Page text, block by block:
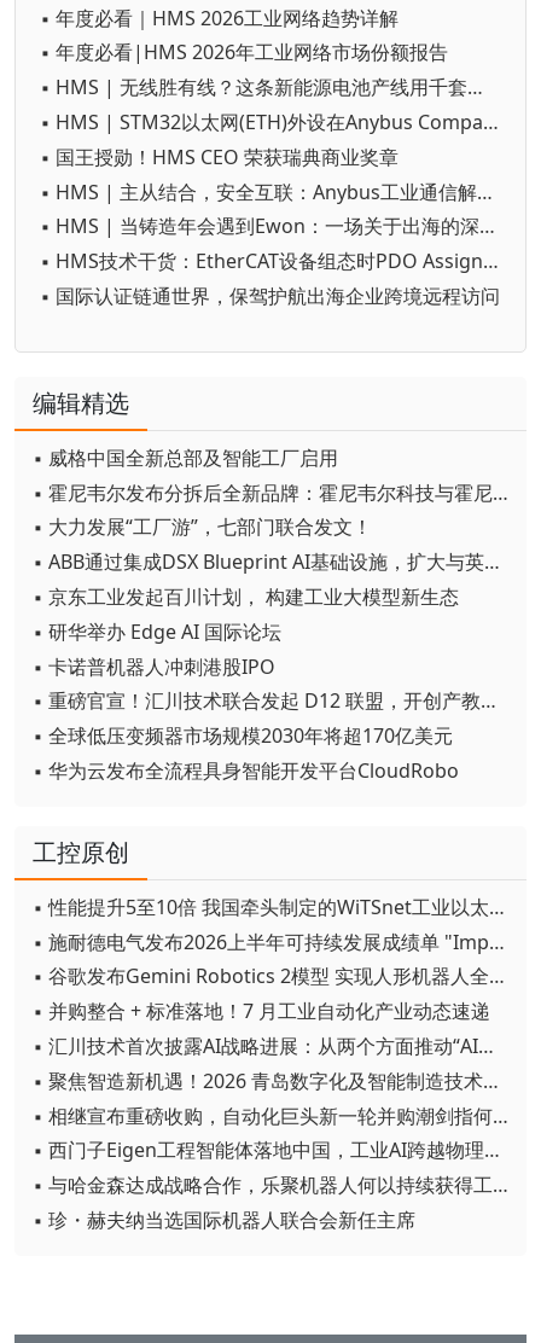
▪ 年度必看｜HMS 2026工业网络趋势详解
▪ 年度必看|HMS 2026年工业网络市场份额报告
▪ HMS | 无线胜有线？这条新能源电池产线用千套部署投票
▪ HMS | STM32以太网(ETH)外设在Anybus CompactCom40 Ethernet平台上的快速验证
▪ 国王授勋！HMS CEO 荣获瑞典商业奖章
▪ HMS | 主从结合，安全互联：Anybus工业通信解决方案全栈升级
▪ HMS | 当铸造年会遇到Ewon：一场关于出海的深度对话
▪ HMS技术干货：EtherCAT设备组态时PDO Assign与config关键字的作用
▪ 国际认证链通世界，保驾护航出海企业跨境远程访问
编辑精选
▪ 威格中国全新总部及智能工厂启用
▪ 霍尼韦尔发布分拆后全新品牌：霍尼韦尔科技与霍尼韦尔航空航天
▪ 大力发展“工厂游”，七部门联合发文！
▪ ABB通过集成DSX Blueprint AI基础设施，扩大与英伟达的合作
▪ 京东工业发起百川计划， 构建工业大模型新生态
▪ 研华举办 Edge AI 国际论坛
▪ 卡诺普机器人冲刺港股IPO
▪ 重磅官宣！汇川技术联合发起 D12 联盟，开创产教融合新范式
▪ 全球低压变频器市场规模2030年将超170亿美元
▪ 华为云发布全流程具身智能开发平台CloudRobo
工控原创
▪ 性能提升5至10倍 我国牵头制定的WiTSnet工业以太网国际标准正式发布
▪ 施耐德电气发布2026上半年可持续发展成绩单 "Impact 2030"路线图开局稳健
▪ 谷歌发布Gemini Robotics 2模型 实现人形机器人全身智能控制突破
▪ 并购整合 + 标准落地！7 月工业自动化产业动态速递
▪ 汇川技术首次披露AI战略进展：从两个方面推动“AI业务化”落地
▪ 聚焦智造新机遇！2026 青岛数字化及智能制造技术论坛圆满落幕
▪ 相继宣布重磅收购，自动化巨头新一轮并购潮剑指何方？
▪ 西门子Eigen工程智能体落地中国，工业AI跨越物理世界“确定性”拐点
▪ 与哈金森达成战略合作，乐聚机器人何以持续获得工业巨头青睐？
▪ 珍・赫夫纳当选国际机器人联合会新任主席